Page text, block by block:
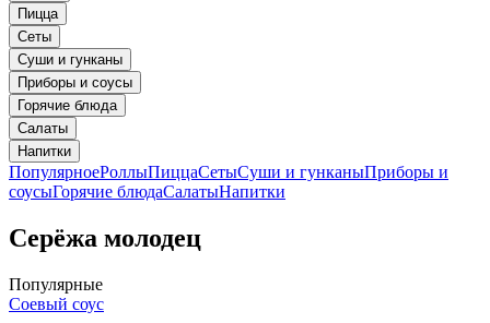
Пицца
Сеты
Суши и гунканы
Приборы и соусы
Горячие блюда
Салаты
Напитки
ПопулярноеРоллыПиццаСетыСуши и гунканыПриборы и
соусыГорячие блюдаСалатыНапитки
Серёжа молодец
Популярные
Соевый соус